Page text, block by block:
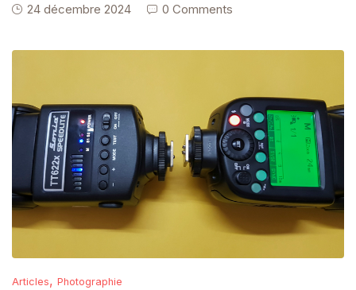
24 décembre 2024 0 Comments
Articles, Photographie